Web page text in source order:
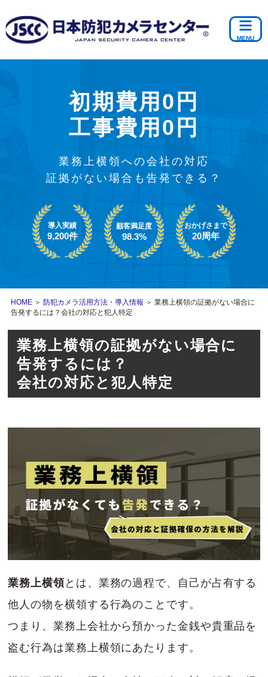
初期費用0円
工事費用0円
業務上横領への会社の対応
証拠がない場合も告発できる？
導入実績
9,200件
顧客満足度
98.3%
おかげさまで
20周年
HOME ＞ 防犯カメラ活用方法・導入情報 ＞ 業務上横領の証拠がない場合に
告発するには？会社の対応と犯人特定
業務上横領の証拠がない場合に
告発するには？
会社の対応と犯人特定
業務上横領 とは、業務の過程で、自己が占有する
他人の物を横領する行為のことです。
つまり、業務上会社から預かった金銭や貴重品を
盗む行為は業務上横領にあたります。